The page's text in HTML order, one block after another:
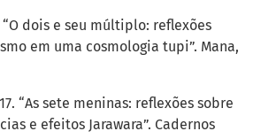
“O dois e seu múltiplo: reflexões
em uma cosmologia tupi”. Mana,
“As sete meninas: reflexões sobre
e efeitos Jarawara”. Cadernos